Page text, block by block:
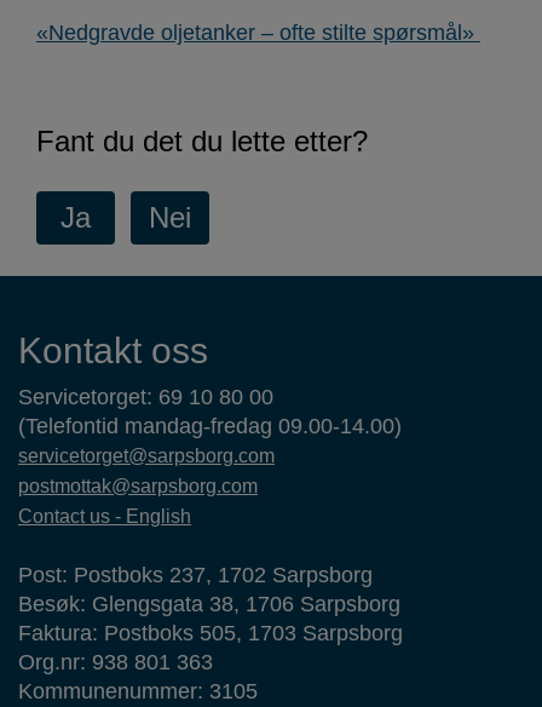
«Nedgravde oljetanker – ofte stilte spørsmål»
Fant du det du lette etter?
Kontaktinformasjon
Kontakt oss
Servicetorget: 69 10 80 00
(Telefontid mandag-fredag 09.00-14.00)
servicetorget@sarpsborg.com
postmottak@sarpsborg.com
Contact us - English
Post: Postboks 237, 1702 Sarpsborg
Besøk: Glengsgata 38, 1706 Sarpsborg
Faktura: Postboks 505, 1703 Sarpsborg
Org.nr: 938 801 363
Kommunenummer: 3105